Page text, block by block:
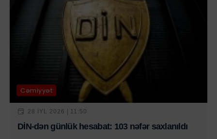
Cəmiyyət
28 IYL 2026 | 11:50
DİN-dən günlük hesabat: 103 nəfər saxlanıldı